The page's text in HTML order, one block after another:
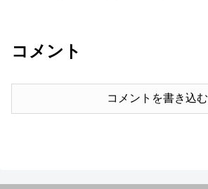
コメント
コメントを書き込む